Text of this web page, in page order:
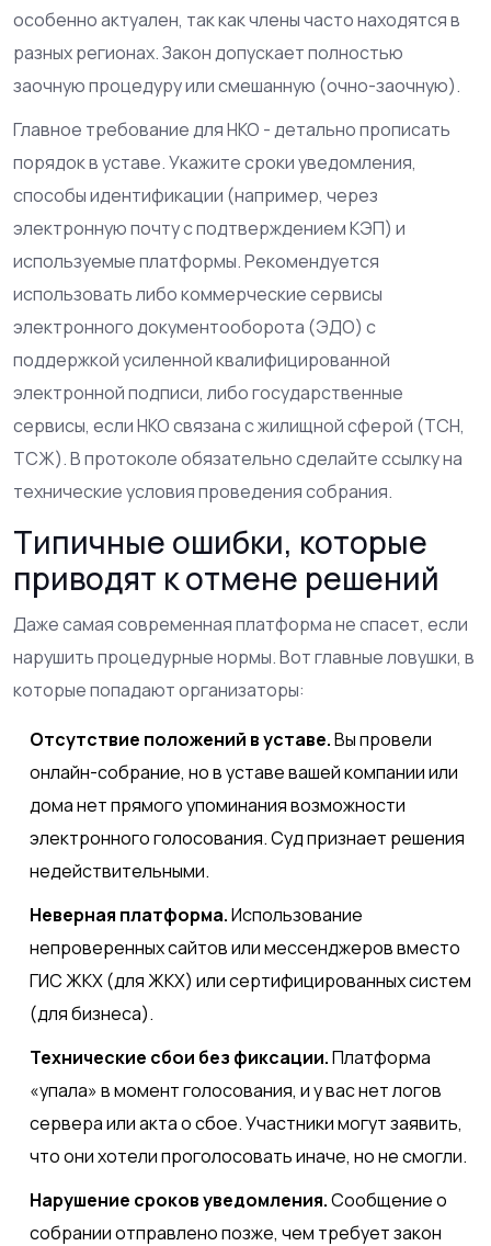
особенно актуален, так как члены часто находятся в
разных регионах. Закон допускает полностью
заочную процедуру или смешанную (очно-заочную).
Главное требование для НКО - детально прописать
порядок в уставе. Укажите сроки уведомления,
способы идентификации (например, через
электронную почту с подтверждением КЭП) и
используемые платформы. Рекомендуется
использовать либо коммерческие сервисы
электронного документооборота (ЭДО) с
поддержкой усиленной квалифицированной
электронной подписи, либо государственные
сервисы, если НКО связана с жилищной сферой (ТСН,
ТСЖ). В протоколе обязательно сделайте ссылку на
технические условия проведения собрания.
Типичные ошибки, которые
приводят к отмене решений
Даже самая современная платформа не спасет, если
нарушить процедурные нормы. Вот главные ловушки, в
которые попадают организаторы:
Отсутствие положений в уставе.Вы провели
онлайн-собрание, но в уставе вашей компании или
дома нет прямого упоминания возможности
электронного голосования. Суд признает решения
недействительными.
Неверная платформа.Использование
непроверенных сайтов или мессенджеров вместо
ГИС ЖКХ (для ЖКХ) или сертифицированных систем
(для бизнеса).
Технические сбои без фиксации.Платформа
«упала» в момент голосования, и у вас нет логов
сервера или акта о сбое. Участники могут заявить,
что они хотели проголосовать иначе, но не смогли.
Нарушение сроков уведомления.Сообщение о
собрании отправлено позже, чем требует закон